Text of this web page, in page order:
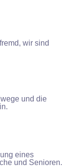
wir sind
und die
eines
und Senioren.